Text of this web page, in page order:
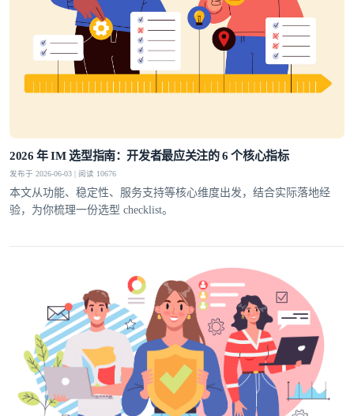
2026 年 IM 选型指南：开发者最应关注的 6 个核心指标
发布于 2026-06-03 | 阅读 10676
本文从功能、稳定性、服务支持等核心维度出发，结合实际落地经
验，为你梳理一份选型 checklist。